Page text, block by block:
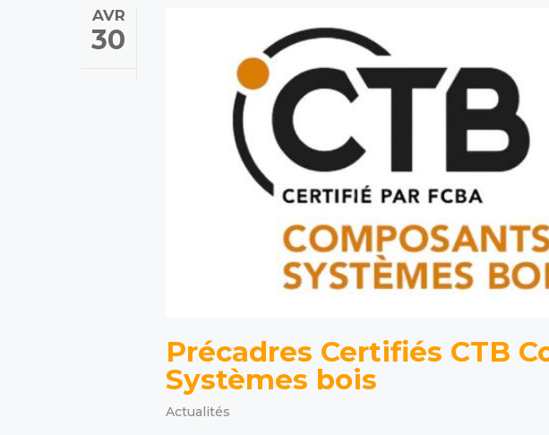
AVR
30
Précadres Certifiés CTB
Systèmes bois
Actualités